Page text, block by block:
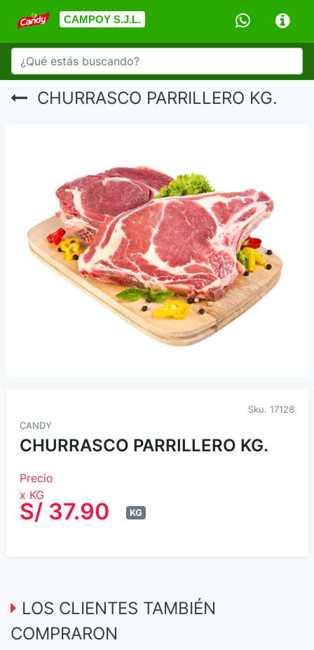
CAMPOY S.J.L.
CHURRASCO PARRILLERO KG.
Sku. 17128
CANDY
CHURRASCO PARRILLERO KG.
Precio
x KG
S/ 37.90 KG
LOS CLIENTES TAMBIÉN
COMPRARON